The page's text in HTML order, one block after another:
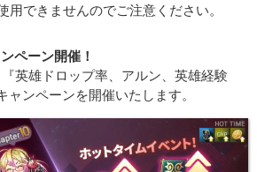
用できませんのでご注意ください。
ペーン開催！
英雄ドロップ率、アルン、英雄経験
ャンペーンを開催いたします。